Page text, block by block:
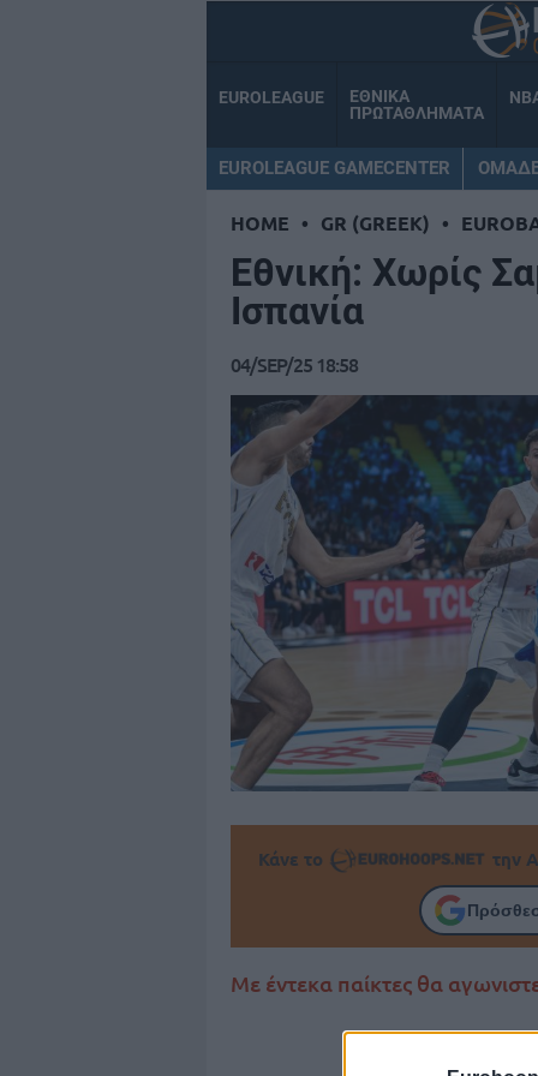
EUROLEAGUE
ΕΘΝΙΚΑ
ΠΡΩΤΑΘΛΗΜΑΤΑ
EUROLEAGUE GAMECENTER
HOME • GR (GREEK) •
Εθνική: Χωρίς
Ισπανία
04/SEP/25 18:58
Κάνε το την
Με έντεκα παίκτες θα